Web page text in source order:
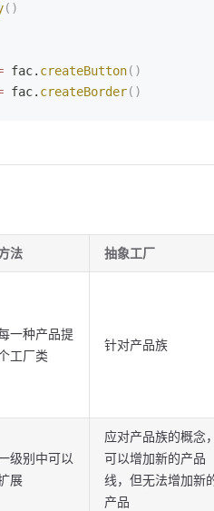
()
fac. createButton()
fac. createBorder()
法 抽象工厂
一种产品提
工厂类
针对产品族
级别中可以
展
应对产品族的概念
可以增加新的产品
线，但无法增加新
产品